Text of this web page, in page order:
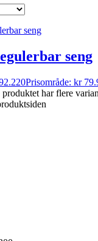
seng
Prisområde: kr
produktet har flere